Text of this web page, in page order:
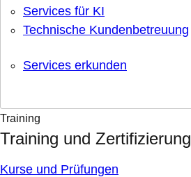
Services für KI
Technische Kundenbetreuung
Services erkunden
Training
Training und Zertifizierung
Kurse und Prüfungen